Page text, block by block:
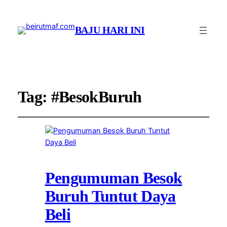
BAJU HARI INI
Tag: #BesokBuruh
Pengumuman Besok
Buruh Tuntut Daya
Beli